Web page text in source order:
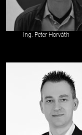
Ing. Peter Horváth